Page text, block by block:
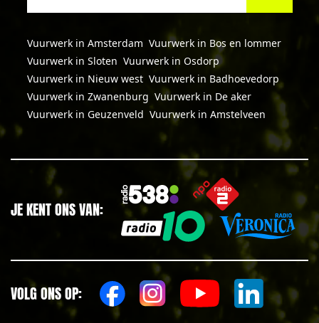
Vuurwerk in Amsterdam Vuurwerk in Bos en lommer
Vuurwerk in Sloten Vuurwerk in Osdorp
Vuurwerk in Nieuw west Vuurwerk in Badhoevedorp
Vuurwerk in Zwanenburg Vuurwerk in De aker
Vuurwerk in Geuzenveld Vuurwerk in Amstelveen
JE KENT ONS VAN:
VOLG ONS OP: